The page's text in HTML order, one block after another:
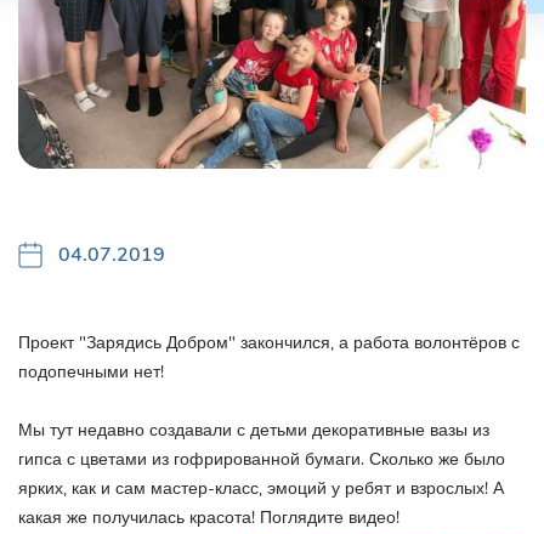
04.07.2019
Проект "Зарядись Добром" закончился, а работа волонтёров с
подопечными нет!
Мы тут недавно создавали с детьми декоративные вазы из
гипса с цветами из гофрированной бумаги. Сколько же было
ярких, как и сам мастер-класс, эмоций у ребят и взрослых! А
какая же получилась красота! Поглядите видео!